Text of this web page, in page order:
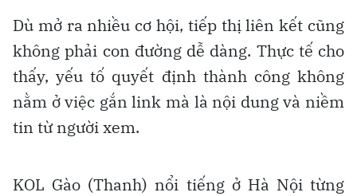
Dù mở ra nhiều cơ hội, tiếp thị liên kết cũng
không phải con đường dễ dàng. Thực tế cho
thấy, yếu tố quyết định thành công không
nằm ở việc gắn link mà là nội dung và niềm
tin từ người xem.
KOL Gào (Thanh) nổi tiếng ở Hà Nội từng